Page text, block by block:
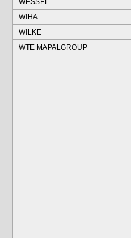
WESSEL
WIHA
WILKE
WTE MAPALGROUP